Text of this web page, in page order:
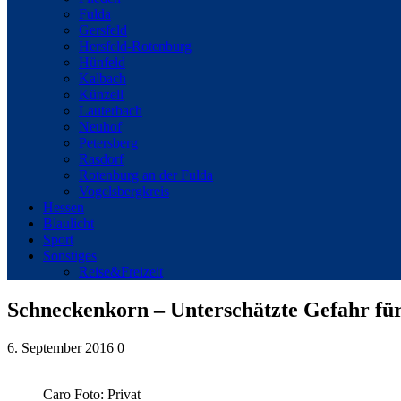
Fulda
Gersfeld
Hersfeld-Rotenburg
Hünfeld
Kalbach
Künzell
Lauterbach
Neuhof
Petersberg
Rasdorf
Rotenburg an der Fulda
Vogelsbergkreis
Hessen
Blaulicht
Sport
Sonstiges
Reise&Freizeit
Schneckenkorn – Unterschätzte Gefahr
6. September 2016 0
Caro Foto: Privat